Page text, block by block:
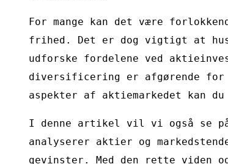
For mange kan det være
frihed. Det er dog vigtigt at
udforske fordelene ved
diversificering er afgørende
aspekter af aktiemarkedet kan
I denne artikel vil vi også se
analyserer aktier og
gevinster. Med den rette viden